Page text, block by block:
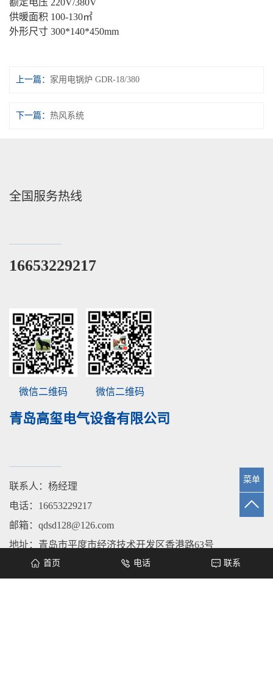
额定电压 220V/380V
供暖面积 100-130㎡
外形尺寸 300*140*450mm
上一篇： 家用电锅炉 GDR-18/380
下一篇： 热风系统
菜单
全国服务热线
16653229217
微信二维码 微信二维码
青岛高玺电气设备有限公司
联系人：杨经理
电话：16653229217
邮箱：qdsd128@126.com
地址：青岛市平度市经济技术开发区香港路63号
城市分站：青岛 平度 莱西 即墨 城阳 胶州
首页 电话 联系